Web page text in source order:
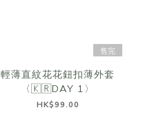
售完
輕薄直紋花花鈕扣薄外套
〈🇰🇷DAY 1〉
HK$99.00